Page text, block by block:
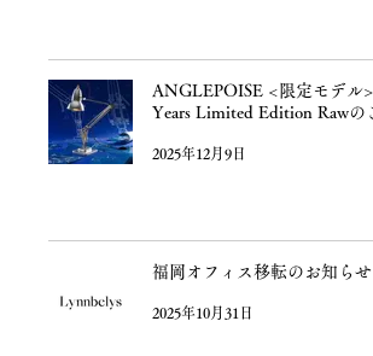
ANGLEPOISE <限定モデル
Years Limited Edition Rawの
2025年12月9日
福岡オフィス移転のお知らせ
2025年10月31日